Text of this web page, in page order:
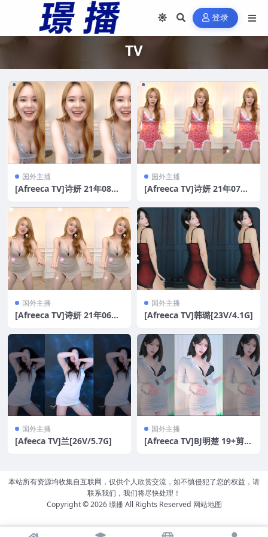
登录
TV
国外主播
[Afreeca TV]诗妍 21年08月
国外主播
[Afreeca TV]诗妍 21年07月
国外主播
[Afreeca TV]诗妍 21年06月
国外主播
[Afreeca TV]韩璐[23V/4.1G]
国外主播
[Afeeca TV]兰[26V/5.7G]
国外主播
[Afreeca TV]BJ明楚 19+剪衣
本站所有资源均收集自互联网，仅供个人欣赏交流，如不慎侵犯了您的权益，请
联系我们，我们将尽快处理！
Copyright © 2026璟播All Rights Reserved 网站地图